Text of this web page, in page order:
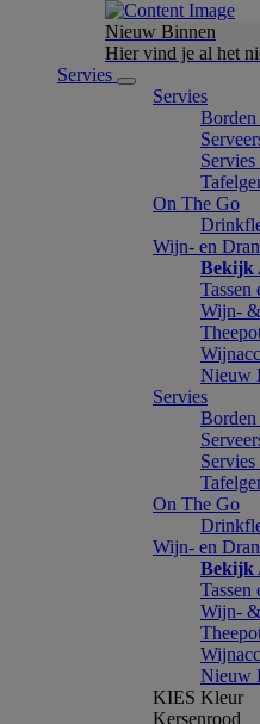
Nieuw Binnen
Hier vind je al het
Servies
Servies
Borden
Servies
On The Go
Wijn- en
Bekijk
Tassen
Wijn-
Nieuw
Servies
Borden
Servies
On The Go
Wijn- en
Bekijk
Tassen
Wijn-
Nieuw
KIES Kleur
Kersenrood